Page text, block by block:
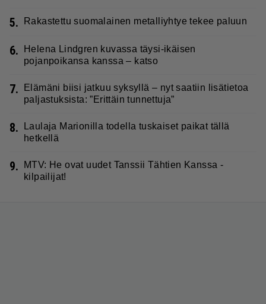
5. Rakastettu suomalainen metalliyhtye tekee paluun
6.
Helena Lindgren kuvassa täysi-ikäisen
pojanpoikansa kanssa – katso
7.
Elämäni biisi jatkuu syksyllä – nyt saatiin lisätietoa
paljastuksista: ”Erittäin tunnettuja”
8.
Laulaja Marionilla todella tuskaiset paikat tällä
hetkellä
9.
MTV: He ovat uudet Tanssii Tähtien Kanssa -
kilpailijat!